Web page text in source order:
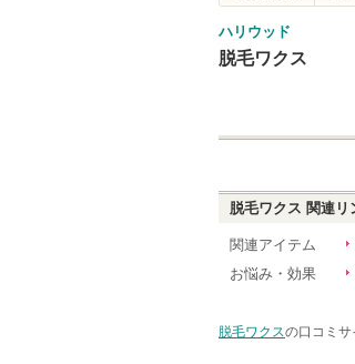
ハリウッド
脱毛ワクス
脱毛ワクス 関連リ
関連アイテム
お悩み・効果
脱毛ワクスの口コミサ